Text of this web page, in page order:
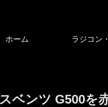
ホーム ラジコン
ベンツ G500を